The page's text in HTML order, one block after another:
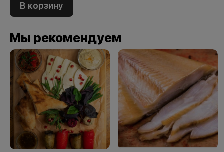
В корзину
Мы рекомендуем